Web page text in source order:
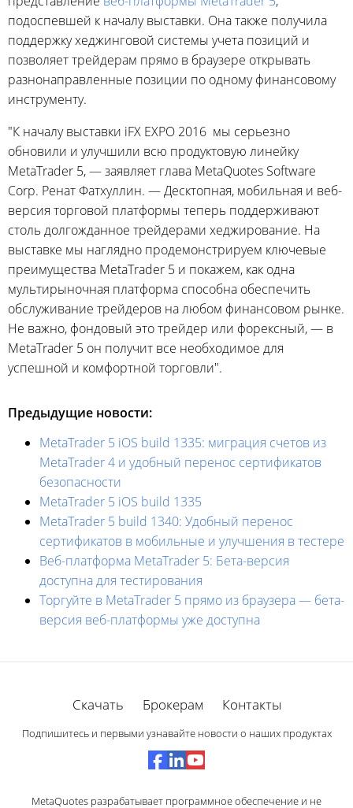
подоспевшей к началу выставки. Она также получила
поддержку хеджинговой системы учета позиций и
позволяет трейдерам прямо в браузере открывать
разнонаправленные позиции по одному финансовому
инструменту.
"К началу выставки iFX EXPO 2016 мы серьезно
обновили и улучшили всю продуктовую линейку
MetaTrader 5, — заявляет глава MetaQuotes Software
Corp. Ренат Фатхуллин. — Десктопная, мобильная и веб-
версия торговой платформы теперь поддерживают
столь долгожданное трейдерами хеджирование. На
выставке мы наглядно продемонстрируем ключевые
преимущества MetaTrader 5 и покажем, как одна
мультирыночная платформа способна обеспечить
обслуживание трейдеров на любом финансовом рынке.
Не важно, фондовый это трейдер или форексный, — в
MetaTrader 5 он получит все необходимое для
успешной и комфортной торговли".
Предыдущие новости:
MetaTrader 5 iOS build 1335: миграция счетов из
MetaTrader 4 и удобный перенос сертификатов
безопасности
MetaTrader 5 iOS build 1335
MetaTrader 5 build 1340: Удобный перенос
сертификатов в мобильные и улучшения в тестере
Веб-платформа MetaTrader 5: Бета-версия
доступна для тестирования
Торгуйте в MetaTrader 5 прямо из браузера — бета-
версия веб-платформы уже доступна
Скачать Брокерам Контакты
Подпишитесь и первыми узнавайте новости о наших продуктах
MetaQuotes разрабатывает программное обеспечение и не